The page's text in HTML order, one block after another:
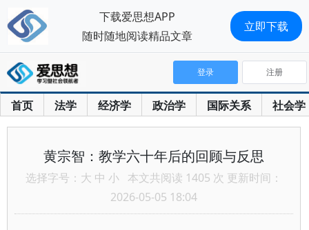
首页 法学 经济学 政治学 国际关系 社会学
登录 注册
黄宗智：教学六十年后的回顾与反思
选择字号： 大 中 小 本文共阅读 1405 次 更新时间：
2026-05-05 18:04
下载爱思想APP
随时随地阅读精品文章
立即下载